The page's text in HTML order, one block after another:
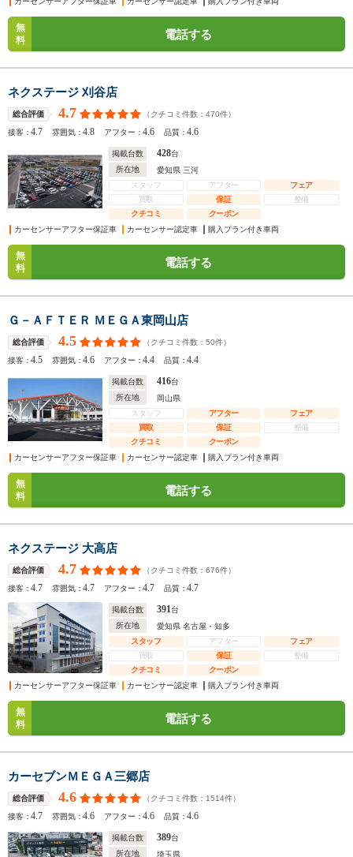
無
料
電話する
ネクステージ 刈谷店
総合評価 4.7 （クチコミ件数： 470件）
接客：4.7 雰囲気：4.8 アフター：4.6 品質：4.6
掲載台数 428台
所在地
愛知県 三河
スタッフ
アフター
フェア
買取
保証
整備
クチコミ
クーポン
カーセンサーアフター保証車
カーセンサー認定車 購入プラン付き車両
無
料
電話する
Ｇ－ＡＦＴＥＲ ＭＥＧＡ東岡山店
総合評価 4.5 （クチコミ件数： 50件）
接客：4.5 雰囲気：4.6 アフター：4.4 品質：4.4
掲載台数 416台
所在地
岡山県
スタッフ
アフター
フェア
買取
保証
整備
クチコミ
クーポン
カーセンサーアフター保証車
カーセンサー認定車 購入プラン付き車両
無
料
電話する
ネクステージ 大高店
総合評価 4.7 （クチコミ件数： 676件）
接客：4.7 雰囲気：4.7 アフター：4.7 品質：4.7
掲載台数 391台
所在地
愛知県 名古屋・知多
スタッフ
アフター
フェア
買取
保証
整備
クチコミ
クーポン
カーセンサーアフター保証車
カーセンサー認定車 購入プラン付き車両
無
料
電話する
カーセブンＭＥＧＡ三郷店
総合評価 4.6 （クチコミ件数： 1514件）
接客：4.7 雰囲気：4.6 アフター：4.6 品質：4.6
掲載台数 389台
所在地
埼玉県